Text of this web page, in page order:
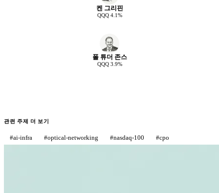
켄 그리핀
QQQ 4.1%
폴 튜더 존스
QQQ 3.9%
관련 주제 더 보기
#ai-infra #optical-networking #nasdaq-100 #cpo